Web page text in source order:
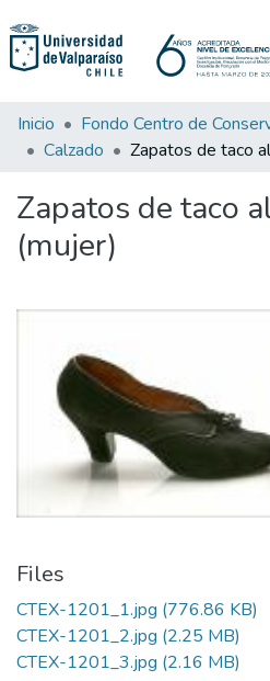
Communities & Collections
Statistics
Inicio
Calzado
Zapatos de taco
(mujer)
Files
CTEX-1201_1.jpg (776.86 KB)
CTEX-1201_2.jpg (2.25 MB)
CTEX-1201_3.jpg (2.16 MB)